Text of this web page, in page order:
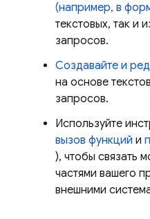
(например, в
текстовых, так и
запросов.
Создавайте и
на основе
запросов.
Используйте
вызов функций и
), чтобы связать
частями вашего
внешними